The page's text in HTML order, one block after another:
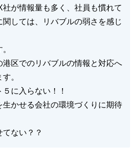
が情報量も多く、社員も慣れて
しては、リバブルの弱さを感じ
港区でのリバブルの情報と対応へ
。
に入らない！！
生かせる会社の環境づくりに期待
ない？？